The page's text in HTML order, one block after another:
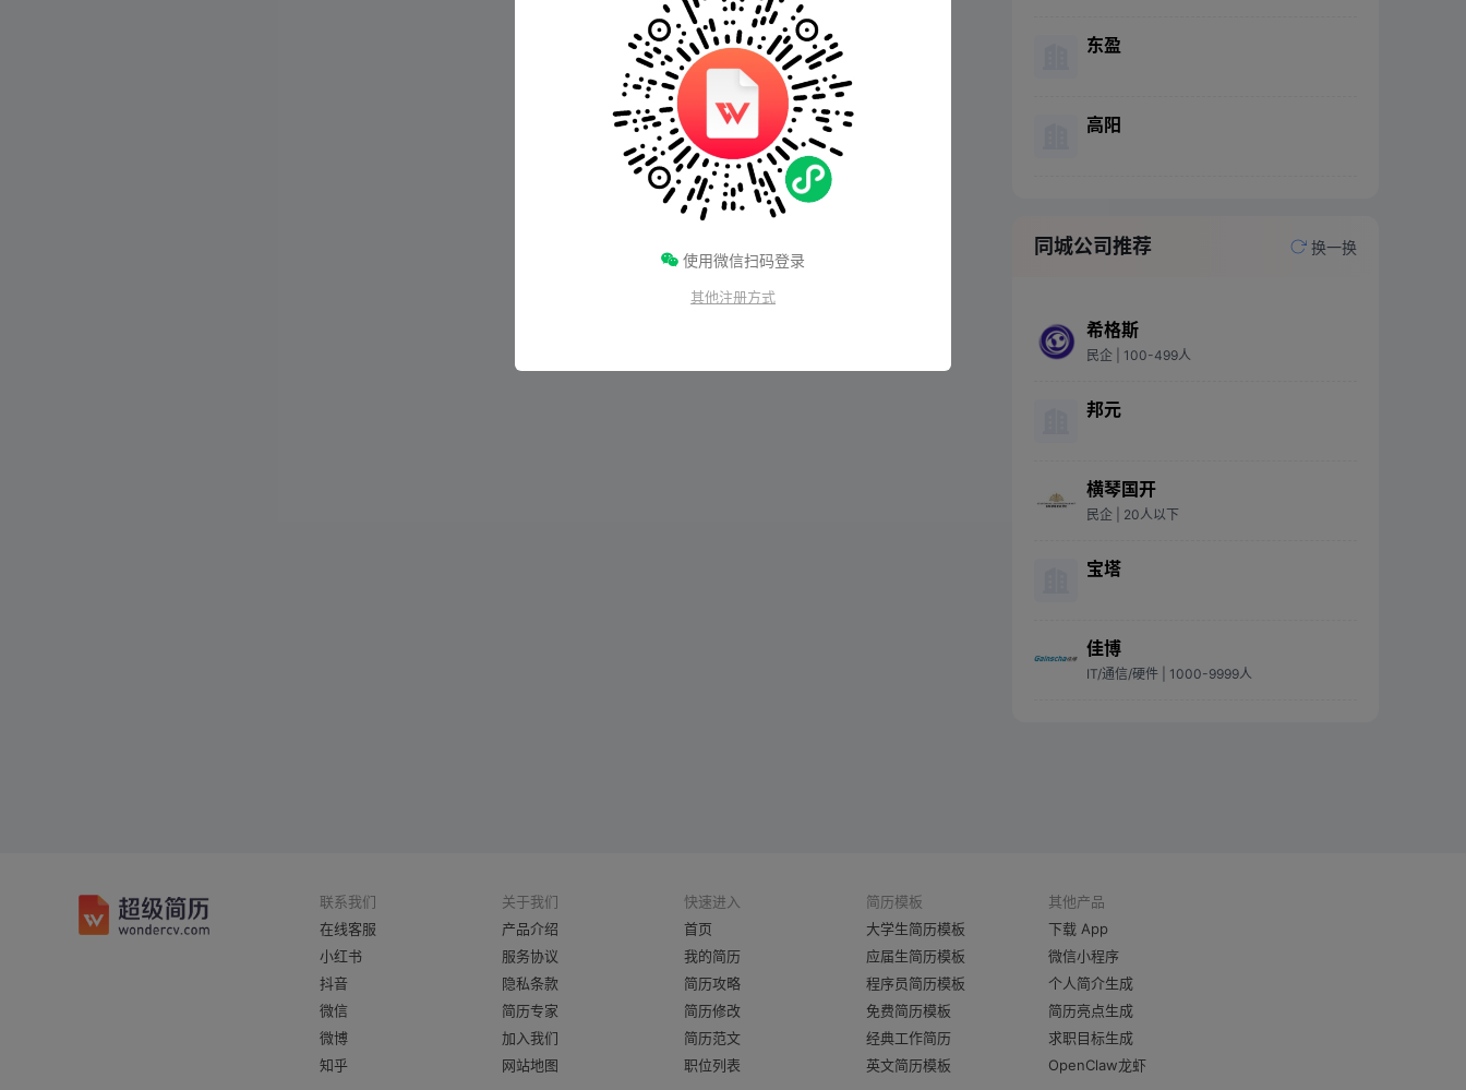
东盈
高阳
同城公司推荐 换一换
希格斯
民企 | 100-499人
邦元
横琴国开
民企 | 20人以下
宝塔
佳博
IT/通信/硬件 | 1000-9999人
使用微信扫码登录
其他注册方式
联系我们
在线客服
小红书
抖音
微信
微博
知乎
关于我们
产品介绍
服务协议
隐私条款
简历专家
加入我们
网站地图
快速进入
首页
我的简历
简历攻略
简历修改
简历范文
职位列表
简历模板
大学生简历模板
应届生简历模板
程序员简历模板
免费简历模板
经典工作简历
英文简历模板
其他产品
下载 App
微信小程序
个人简介生成
简历亮点生成
求职目标生成
OpenClaw龙虾